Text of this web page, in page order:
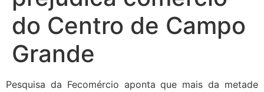
do Centro de Campo
Grande
Pesquisa da Fecomércio aponta que mais da metade